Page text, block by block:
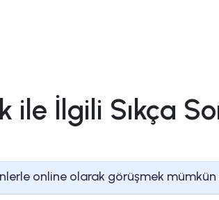
ile İlgili Sıkça
online olarak görüşmek